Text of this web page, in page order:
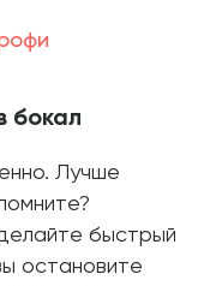
бокал
Лучше
быстрый
остановите